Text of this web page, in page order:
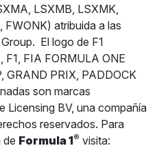
LSXMB, LSXMK,
atribuida a las
El logo de F1
F1, FIA FORMULA ONE
GRAND PRIX, PADDOCK
son marcas
Licensing BV, una compañía
reservados. Para
de Formula 1® visita: